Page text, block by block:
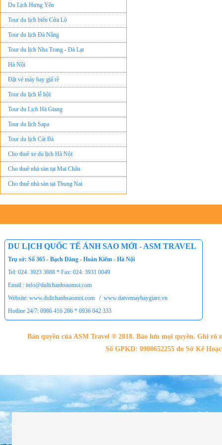
Tour du lịch biển Cửa Lò
Tour du lịch Đà Nẵng
Đặt vé máy bay giá rẻ
Tour du lịch lễ hội
Nhà sàn tại Đảo Dừa Thung Nai
Tour du lịch Phú Quốc
Tour du lịch Côn Đảo
ASM Travel - Du lịch Ánh Sao Mới
DU LỊCH QUỐC TẾ ÁNH SAO MỚI - ASM TRAVEL
Trụ sở: Số 365 - Bạch Đằng - Hoàn Kiếm - Hà Nội
Tel: 024. 3923 3888 * Fax: 024. 3931 0049
Email : info@dulichanhsaomoi.com
Website: www.dulichanhsaomoi.com
/ www.datvemaybaygiare.vn
Hotline 24/7: 0986 416 286 * 0936 042 333
Bản quyền của ASM Travel ® 2018. Bảo lưu mọi quyền. Ghi
Số GPKD: 0900652255 do Sở Kế